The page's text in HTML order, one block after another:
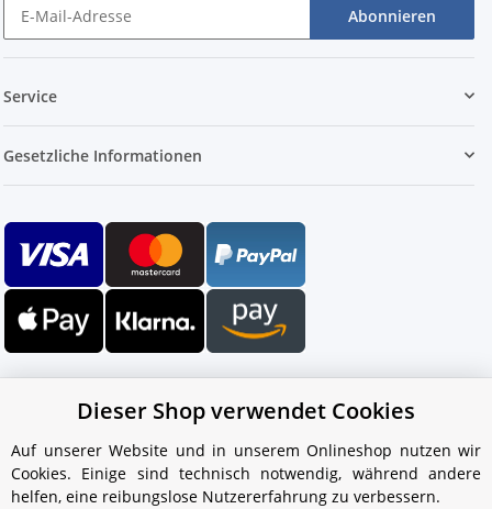
Abonnieren
Service
Gesetzliche Informationen
Ihr WhatsApp-Kontakt zum
Dieser Shop verwendet Cookies
Auf unserer Website und in unserem Onlineshop nutzen wir
Cookies. Einige sind technisch notwendig, während andere
helfen, eine reibungslose Nutzererfahrung zu verbessern.